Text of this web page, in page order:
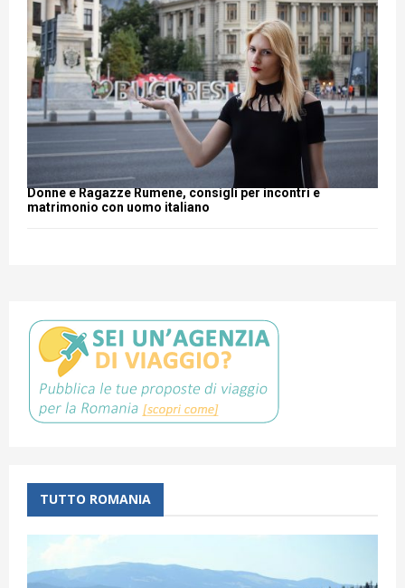
Donne e Ragazze Rumene, consigli per incontri e
matrimonio con uomo italiano
TUTTO ROMANIA